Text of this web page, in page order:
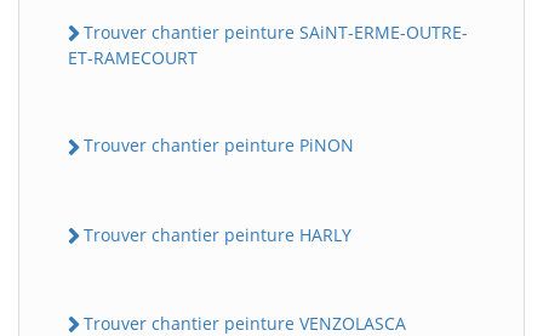
Trouver chantier peinture SAiNT-ERME-OUTRE-
ET-RAMECOURT
Trouver chantier peinture PiNON
Trouver chantier peinture HARLY
Trouver chantier peinture VENZOLASCA